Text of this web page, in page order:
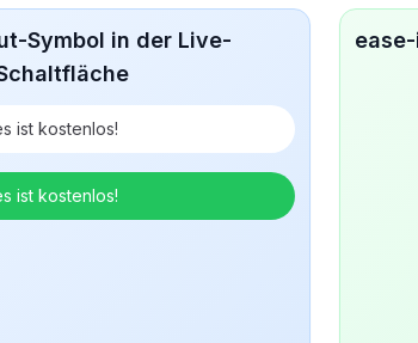
Symbol in der Live-
ist kostenlos!
ist kostenlos!